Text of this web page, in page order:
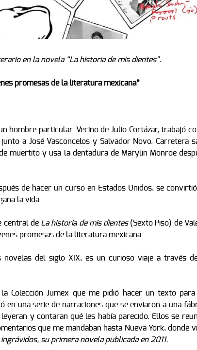
en la novela “La historia de mis dientes”.
promesas de la literatura mexicana”
hombre particular. Vecino de Julio Cortázar, trabajó
a José Vasconcelos y Salvador Novo. Carretera
muertito y usa la dentadura de Marylin Monroe
de hacer un curso en Estados Unidos, se
la vida.
central de La historia de mis dientes(Sexto Piso) de
promesas de la literatura mexicana.
del siglo XIX, es un curioso viaje a través
Colección Jumex que me pidió hacer un texto
una serie de narraciones que se enviaron a una
y contaran qué les había parecido. Ellos se
que me mandaban hasta Nueva York, donde
, su primera novela publicada en 2011.